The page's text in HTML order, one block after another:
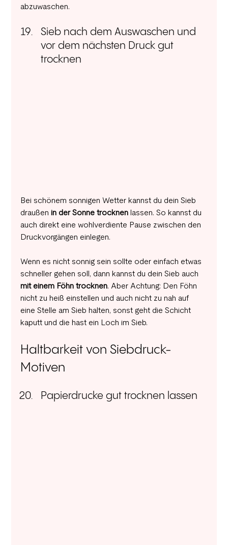
abzuwaschen.
Sieb nach dem Auswaschen und
vor dem nächsten Druck gut
trocknen
Bei schönem sonnigen Wetter kannst du dein Sieb
draußen in der Sonne trocknen lassen. So kannst du
auch direkt eine wohlverdiente Pause zwischen den
Druckvorgängen einlegen.
Wenn es nicht sonnig sein sollte oder einfach etwas
schneller gehen soll, dann kannst du dein Sieb auch
mit einem Föhn trocknen. Aber Achtung: Den Föhn
nicht zu heiß einstellen und auch nicht zu nah auf
eine Stelle am Sieb halten, sonst geht die Schicht
kaputt und die hast ein Loch im Sieb.
Haltbarkeit von Siebdruck-
Motiven
Papierdrucke gut trocknen lassen